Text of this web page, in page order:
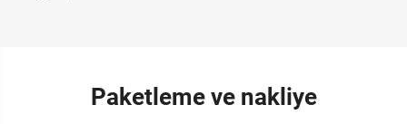
Paketleme ve nakliye